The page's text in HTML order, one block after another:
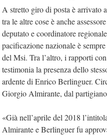
A stretto giro di posta è arrivato
tra le altre cose è anche
deputato e coordinatore
pacificazione nazionale è
del Msi. Tra l’altro, i rapporti
testimonia la presenza dello
ardente di Enrico Berlinguer.
Giorgio Almirante, dal
«Già nell’aprile del 2018
Almirante e Berlinguer fu